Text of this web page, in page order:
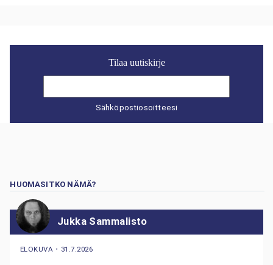
Tilaa uutiskirje
Sähköpostiosoitteesi
HUOMASITKO NÄMÄ?
Jukka Sammalisto
ELOKUVA ・ 31.7.2026